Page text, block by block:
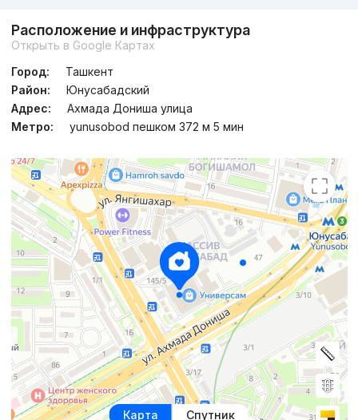
Сдан 2023,Millennium House
ЖК «Mingchinor»
+998 (71) 203...
Расположение и инфраструктура
Открыть в Google Картах
Город:
Ташкент
Район:
Юнусабадский
Адрес:
Ахмада Дониша улица
Метро:
yunusobod пешком 372 м 5 мин
Карта Спутник